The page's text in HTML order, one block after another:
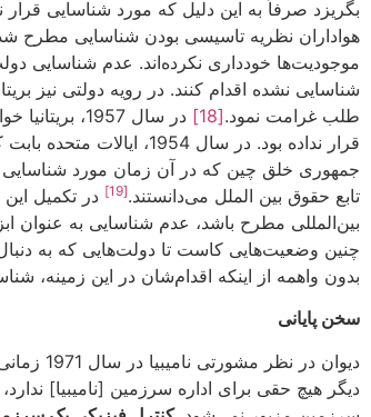
بگریزد صرفاً به این دلیل که مورد شناسایی
هواداران نظریه تاسیسی بودن شناسایی مطرح
موجودیت‌ها خودداری نکرده‌اند. عدم شناسایی
طلب غرامت نمود.[18]
در سال
قرار نداده بود. در
جمهوری خلق چین که در آن زمان مورد شناسایی
تابع حقوق بین الملل می‌دانستند.[19]
در تکمیل
بین‌المللی مطرح باشد، عدم شناسایی به عنوان
چنین وضعیت‌هایی کاست تا دولت‌هایی که به
بدون واهمه از اینکه اقدام‌شان در این زمینه،
سخن پایانی
دیوان
دیگر هیچ حقی برای اداره سرزمین [نامیبیا]